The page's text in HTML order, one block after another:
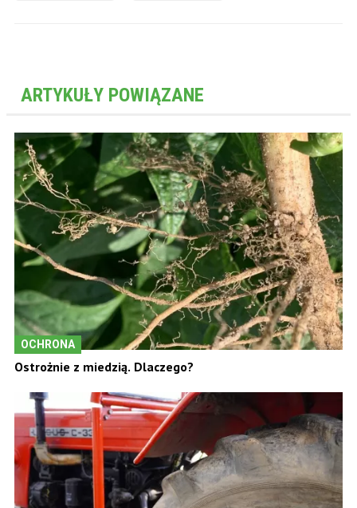
ARTYKUŁY POWIĄZANE
OCHRONA
Ostrożnie z miedzią. Dlaczego?